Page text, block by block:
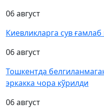
06 август
Киевликларга сув
06 август
Тошкентда
эркакка чора кўрилди
06 август